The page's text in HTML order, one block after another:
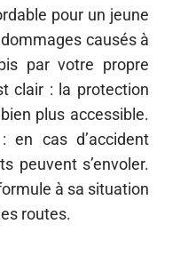
pour un jeune
causés à
par votre propre
clair : la protection
plus accessible.
cas d’accident
peuvent s’envoler.
à sa situation
routes.